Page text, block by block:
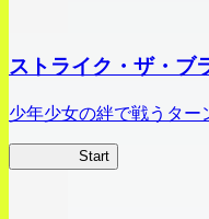
ストライク・ザ・ブ
少年少女の絆で戦うター
Start